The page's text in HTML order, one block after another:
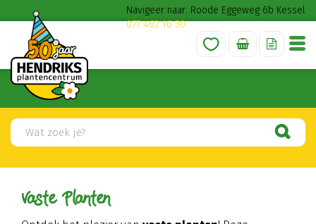
a
a
Navigeer naar: Roode Eggeweg 6b Kessel
077 462 16 30
Vaste Planten